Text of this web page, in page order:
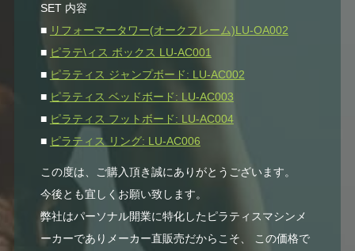
SET 内容
■ リフォーマータワー(オークフレーム)LU-OA002
■ ピラテ\ィス ボックス LU-AC001
■ ピラティス ジャンプボード: LU-AC002
■ ピラティス ベッドボード: LU-AC003
■ ピラティス フットボード: LU-AC004
■ ピラティス リング: LU-AC006
この度は、ご購入頂き誠にありがとうございます。
今後とも宜しくお願い致します。
弊社はパーソナル開業に特化したピラティスマシンメ
ーカーでありメーカー直販売だからこそ、 この価格で